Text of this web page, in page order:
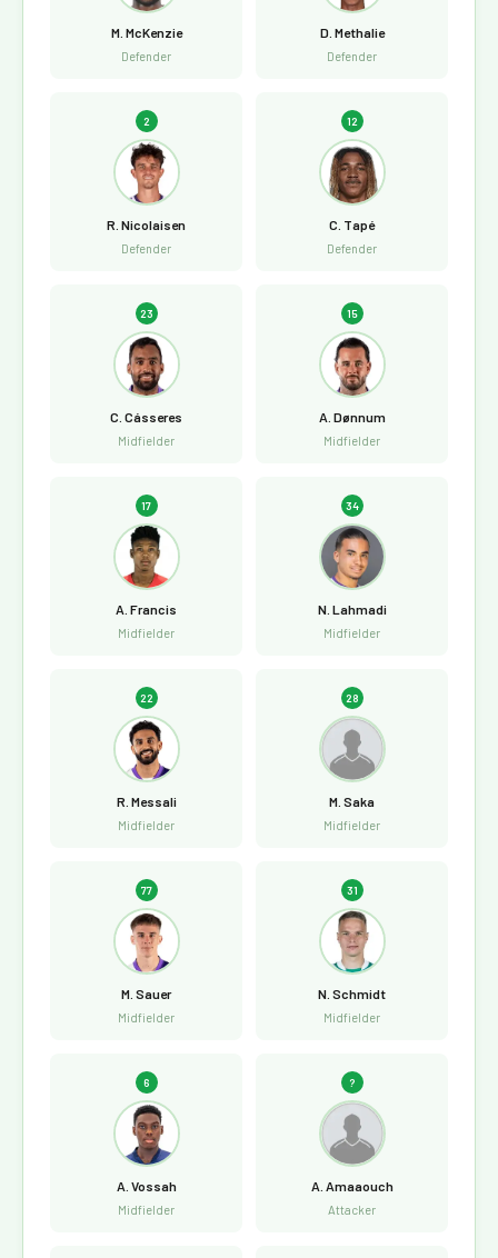
M. McKenzie
Defender
D. Methalie
Defender
2
R. Nicolaisen
Defender
12
C. Tapé
Defender
23
C. Cásseres
Midfielder
15
A. Dønnum
Midfielder
17
A. Francis
Midfielder
34
N. Lahmadi
Midfielder
22
R. Messali
Midfielder
28
M. Saka
Midfielder
77
M. Sauer
Midfielder
31
N. Schmidt
Midfielder
6
A. Vossah
Midfielder
?
A. Amaaouch
Attacker